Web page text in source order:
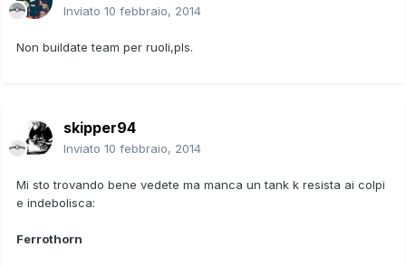
Inviato 10 febbraio, 2014
Non buildate team per ruoli,pls.
skipper94
Inviato 10 febbraio, 2014
Mi sto trovando bene vedete ma manca un tank k resista ai colpi
e indebolisca:
Ferrothorn